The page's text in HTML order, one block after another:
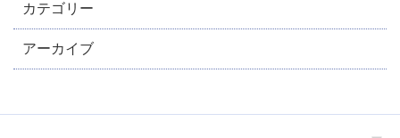
カテゴリー
アーカイブ